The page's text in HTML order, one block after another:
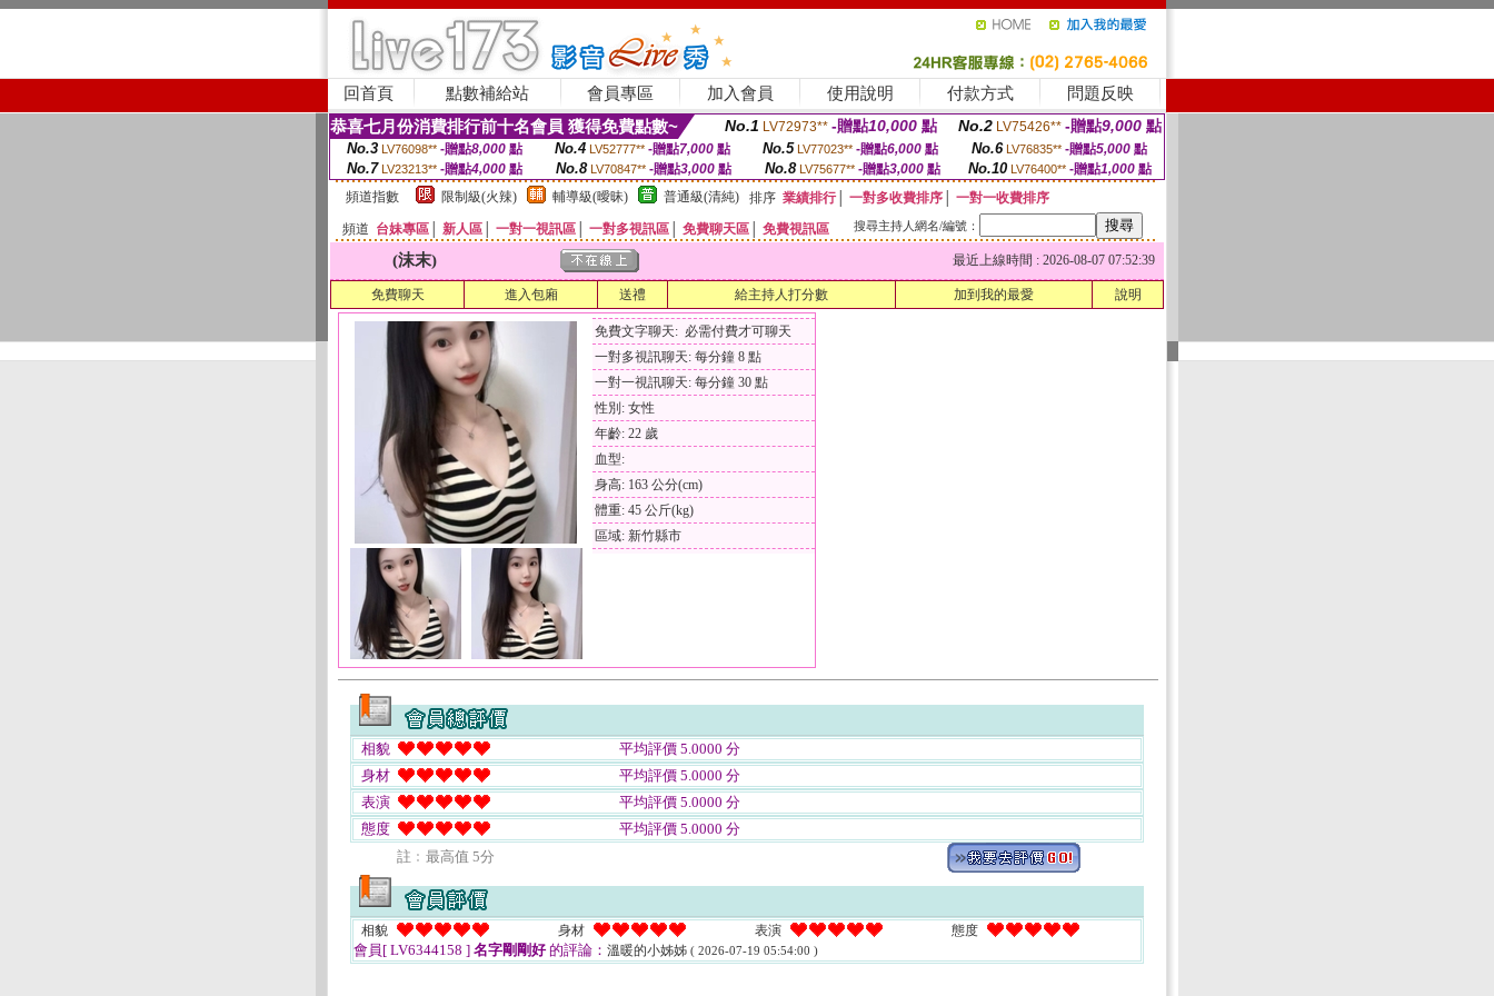
回首頁 點數補給站 會員專區 加入會員 使用說明 付款方式 問題反映
恭喜七月份消費排行前十名會員 獲得免費點數~ No.1 LV72973** -贈點10,000 點 No.2 LV75426** -贈點9,000 點
No.3 LV76098** -贈點8,000點 No.4 LV52777** -贈點7,000點 No.5 LV77023** -贈點6,000點 No.6 LV76835** -贈點5,000點
No.7 LV23213** -贈點4,000 點 No.8 LV70847** -贈點3,000 點 No.8 LV75677** -贈點3,000點 No.10 LV76400** -贈點1,000 點
頻道指數
限制級(火辣) 輔導級(曖昧) 普通級(清純) 排序 業績排行│ 一對多收費排序
一對一收費排序
頻道 台妹專區 新人區 一對一視訊區 一對多視訊區 免費聊天區 免費視訊區 搜尋主持人網名/編號：
(沫末) 最近上線時間 : 2026-08-07 07:52:39
免費聊天 進入包廂 送禮 給主持人打分數 加到我的最愛 說明
免費文字聊天: 必需付費才可聊天
一對多視訊聊天: 每分鐘 8 點
一對一視訊聊天: 每分鐘 30 點
性別: 女性
年齡: 22 歲
血型:
身高: 163 公分(cm)
體重: 45 公斤(kg)
區域: 新竹縣市
相貌
平均評價 5.0000 分
身材
平均評價 5.0000 分
表演
平均評價 5.0000 分
態度
平均評價 5.0000 分
註﹕最高值 5分
相貌 身材 表演 態度
會員[ LV6344158 ] 名字剛剛好的評論： 溫暖的小姊姊 ( 2026-07-19 05:54:00 )